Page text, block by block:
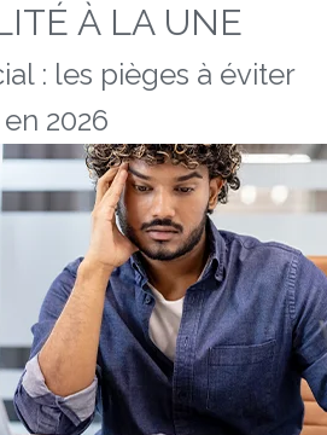
À LA UNE
: les pièges à éviter
en 2026